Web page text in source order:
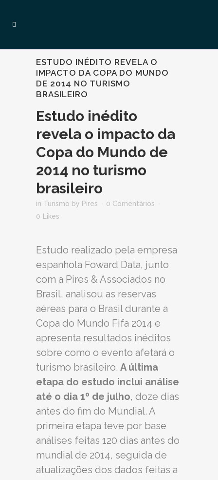
ESTUDO INÉDITO REVELA O
IMPACTO DA COPA DO MUNDO
DE 2014 NO TURISMO
BRASILEIRO
Estudo inédito
revela o impacto da
Copa do Mundo de
2014 no turismo
brasileiro
in Turismo by Pires
0 Comentários
0
Likes
Estudo realizado pela empresa
espanhola Foward Data, junto
com a Pires & Associados no
Brasil, analisou as reservas
aéreas para o Brasil durante a
Copa do Mundo Fifa 2014 e
apresenta resultados inéditos
sobre como o evento afetará o
turismo brasileiro. A última
etapa do estudo inclui análise
até o dia 1º de julho, doze dias
antes do fim do Mundial. A
primeira etapa teve por base
análises feitas 120 dias antes do
mundial de 2014, seguida de
atualizações dos dados feitas a